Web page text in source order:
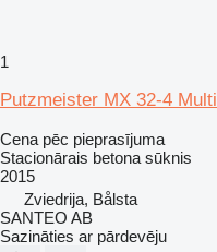
1
Putzmeister MX 32-4 Multi
Cena pēc pieprasījuma
Stacionārais betona sūknis
2015
Zviedrija, Bålsta
SANTEO AB
Sazināties ar pārdevēju